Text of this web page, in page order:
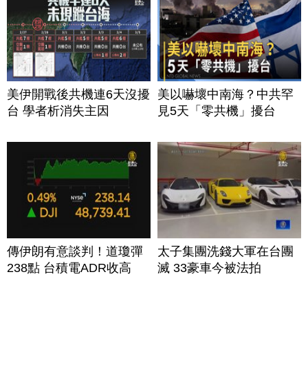
美伊開戰後共機連6天沒擾
台 學者析消失主因
美以嚇壞中南海？中共罕
見5天「零共機」擾台
傳伊朗有意談判！道瓊彈
238點 台積電ADR收高
太子集團洗錢大軍在台團
滅 33豪車今被法拍